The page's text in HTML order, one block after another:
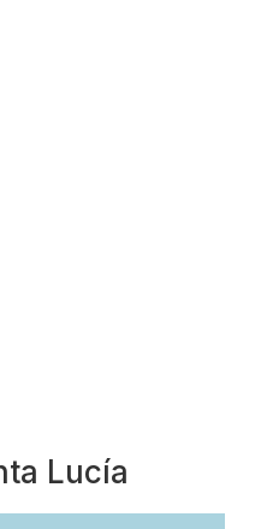
Lucía